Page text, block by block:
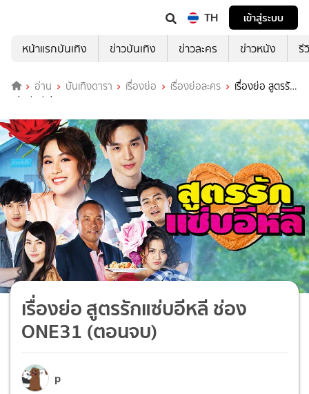
TH
เข้าสู่ระบบ
หน้าแรกบันเทิง
ข่าวบันเทิง ข่าวละคร ข่าวหนัง รี
อ่าน บันเทิงดารา เรื่องย่อ เรื่องย่อละคร
เรื่องย่อ สูตรรัก
แซ่บอีหลี ช่อง ONE31 (ตอนจบ)
เรื่องย่อ สูตรรักแซ่บอีหลี ช่อง
ONE31 (ตอนจบ)
p